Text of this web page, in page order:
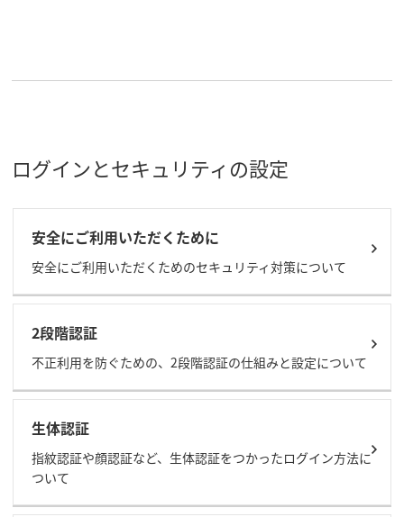
ログインとセキュリティの設定
安全にご利用いただくために
安全にご利用いただくためのセキュリティ対策について
2段階認証
不正利用を防ぐための、2段階認証の仕組みと設定について
生体認証
指紋認証や顔認証など、生体認証をつかったログイン方法に
ついて